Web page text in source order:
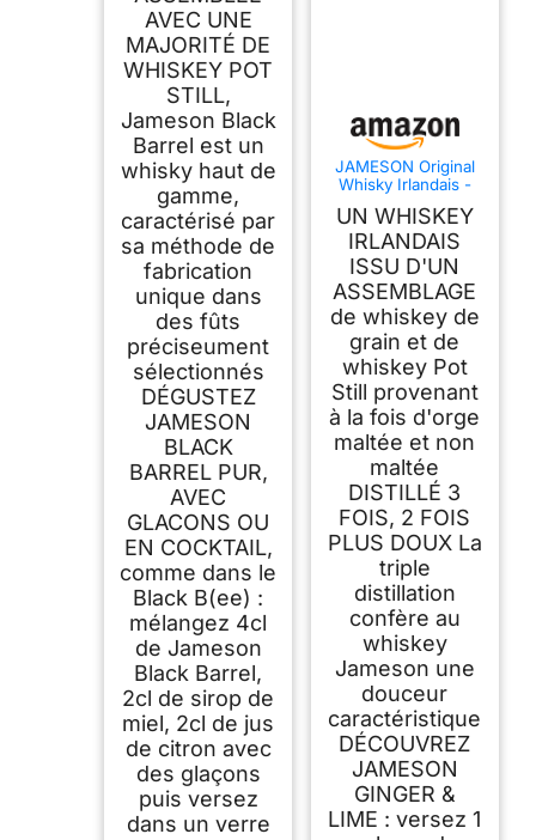
AVEC UNE
MAJORITÉ DE
WHISKEY POT
STILL,
Jameson Black
Barrel est un
whisky haut de
gamme,
caractérisé par
sa méthode de
fabrication
unique dans
des fûts
préciseument
sélectionnés
DÉGUSTEZ
JAMESON
BLACK
BARREL PUR,
AVEC
GLACONS OU
EN COCKTAIL,
comme dans le
Black B(ee) :
mélangez 4cl
de Jameson
Black Barrel,
2cl de sirop de
miel, 2cl de jus
de citron avec
des glaçons
puis versez
dans un verre
JAMESON Original
Whisky Irlandais -
UN WHISKEY
IRLANDAIS
ISSU D'UN
ASSEMBLAGE
de whiskey de
grain et de
whiskey Pot
Still provenant
à la fois d'orge
maltée et non
maltée
DISTILLÉ 3
FOIS, 2 FOIS
PLUS DOUX La
triple
distillation
confère au
whiskey
Jameson une
douceur
caractéristique
DÉCOUVREZ
JAMESON
GINGER &
LIME : versez 1